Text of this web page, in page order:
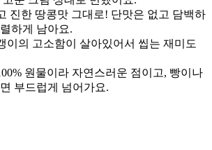
진한 땅콩맛 그대로! 단맛은 없고 담백하
하게 남아요.
이의 고소함이 살아있어서 씹는 재미도
원물이라 자연스러운 점이고, 빵이나
부드럽게 넘어가요.